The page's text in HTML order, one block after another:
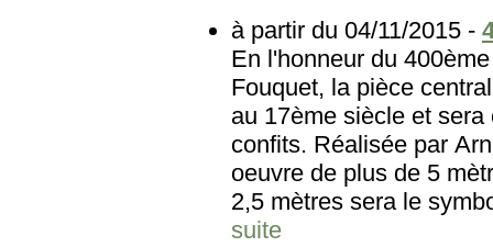
à partir du 04/11/2015 -
En l'honneur du
Fouquet, la pièce
au 17ème siècle et
confits. Réalisée par
oeuvre de plus de 5
2,5 mètres sera le
suite